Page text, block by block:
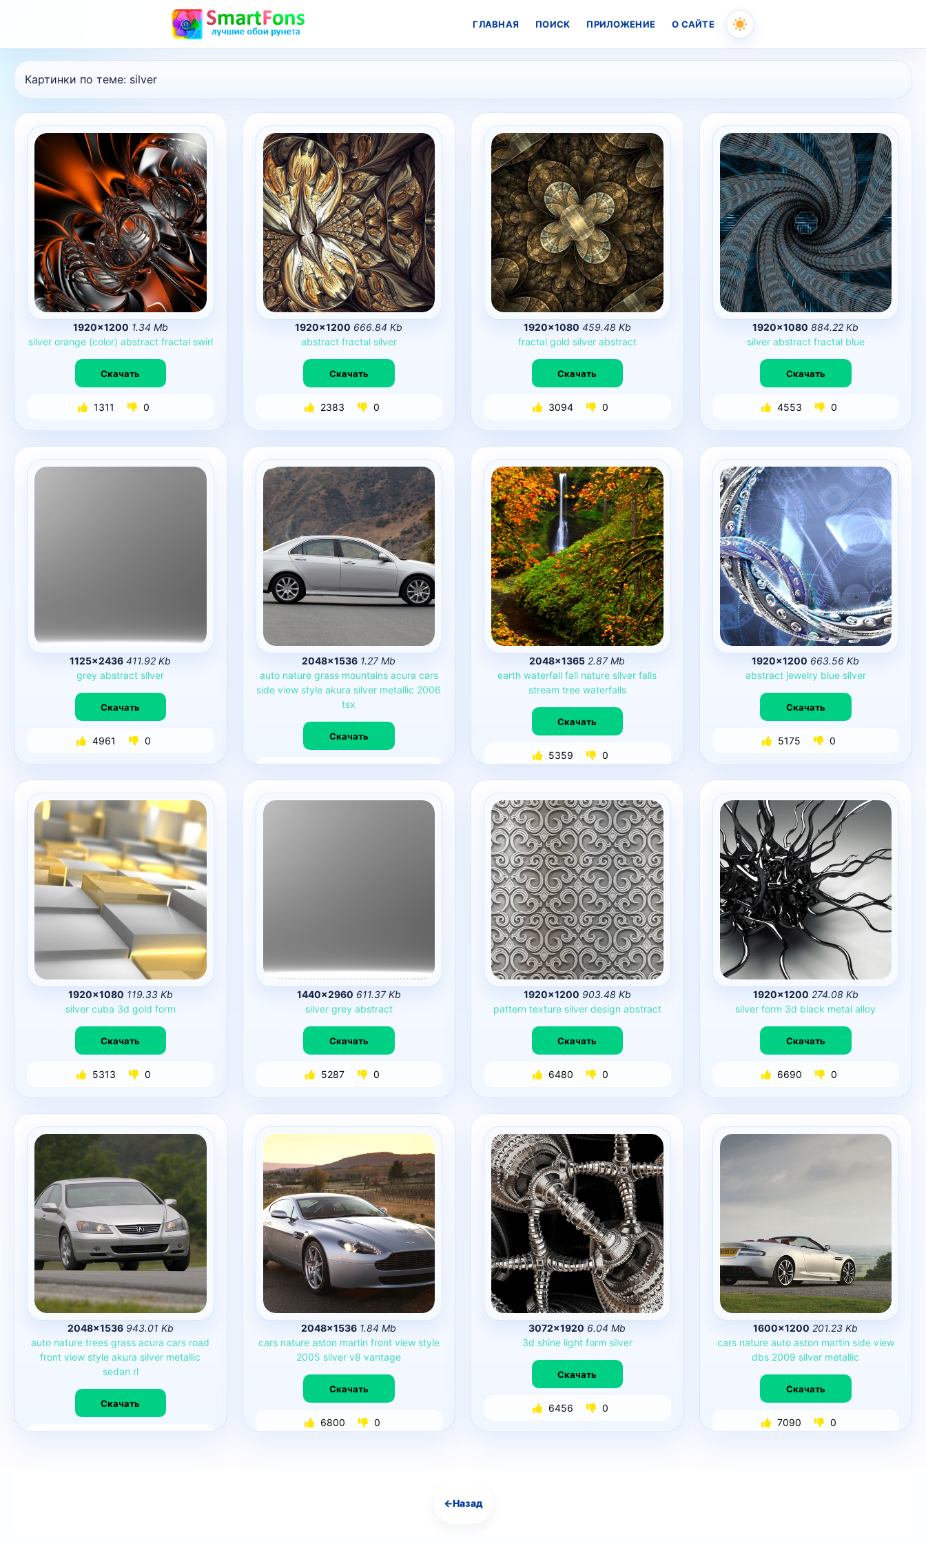
to
ГЛАВНАЯ ПОИСК ПРИЛОЖЕНИЕ О САЙТЕ
Картинки по теме: silver
1920×1200 1.34 Mb
silver orange (color) abstract fractal swirl
Скачать
1311 0
1920×1200 666.84 Kb
abstract fractal silver
Скачать
2383 0
1920×1080 459.48 Kb
fractal gold silver abstract
Скачать
3094 0
1920×1080 884.22 Kb
silver abstract fractal blue
Скачать
4553 0
1125×2436 411.92 Kb
grey abstract silver
Скачать
4961 0
2048×1536 1.27 Mb
auto nature grass mountains acura cars
side view style akura silver metallic 2006
tsx
Скачать
2048×1365 2.87 Mb
earth waterfall fall nature silver falls
stream tree waterfalls
Скачать
5359 0
1920×1200 663.56 Kb
abstract jewelry blue silver
Скачать
5175 0
1920×1080 119.33 Kb
silver cuba 3d gold form
Скачать
5313 0
1440×2960 611.37 Kb
silver grey abstract
Скачать
5287 0
1920×1200 903.48 Kb
pattern texture silver design abstract
Скачать
6480 0
1920×1200 274.08 Kb
silver form 3d black metal alloy
Скачать
6690 0
2048×1536 943.01 Kb
auto nature trees grass acura cars road
front view style akura silver metallic
sedan rl
Скачать
2048×1536 1.84 Mb
cars nature aston martin front view style
2005 silver v8 vantage
Скачать
6800 0
3072×1920 6.04 Mb
3d shine light form silver
Скачать
6456 0
1600×1200 201.23 Kb
cars nature auto aston martin side view
dbs 2009 silver metallic
Скачать
7090 0
Навигация
←Назад